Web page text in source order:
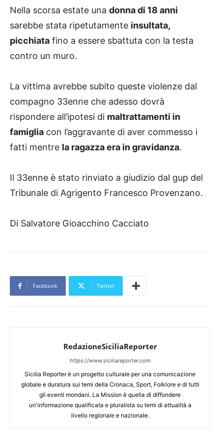
Nella scorsa estate una donna di 18 anni
sarebbe stata ripetutamente insultata,
picchiata fino a essere sbattuta con la testa
contro un muro.
La vittima avrebbe subito queste violenze dal
compagno 33enne che adesso dovrà
rispondere all’ipotesi di maltrattamenti in
famiglia con l’aggravante di aver commesso i
fatti mentre la ragazza era in gravidanza.
Il 33enne è stato rinviato a giudizio dal gup del
Tribunale di Agrigento Francesco Provenzano.
Di Salvatore Gioacchino Cacciato
Facebook Twitter
RedazioneSiciliaReporter
https://www.siciliareporter.com
Sicilia Reporter è un progetto culturale per una comunicazione
globale e duratura sui temi della Cronaca, Sport, Folklore e di tutti
gli eventi mondani. La Mission è quella di diffondere
un'informazione qualificata e pluralista su temi di attualità a
livello regionale e nazionale.